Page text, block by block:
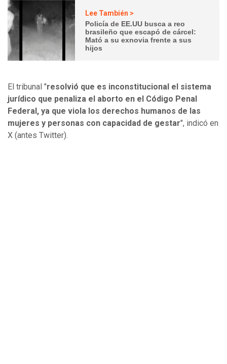
Lee También >
Policía de EE.UU busca a reo
brasileño que escapó de cárcel:
Mató a su exnovia frente a sus
hijos
El tribunal "resolvió que es inconstitucional el sistema
jurídico que penaliza el aborto en el Código Penal
Federal, ya que viola los derechos humanos de las
mujeres y personas con capacidad de gestar", indicó en
X (antes Twitter).